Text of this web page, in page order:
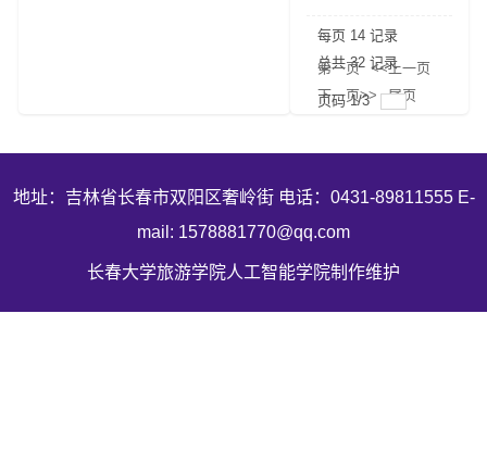
每页 14 记录
总共32 记录
第一页
<<上一页
下一页>>
尾页
页码1/3
地址：吉林省长春市双阳区奢岭街 电话：0431-89811555 E-
mail: 1578881770@qq.com
长春大学旅游学院人工智能学院制作维护